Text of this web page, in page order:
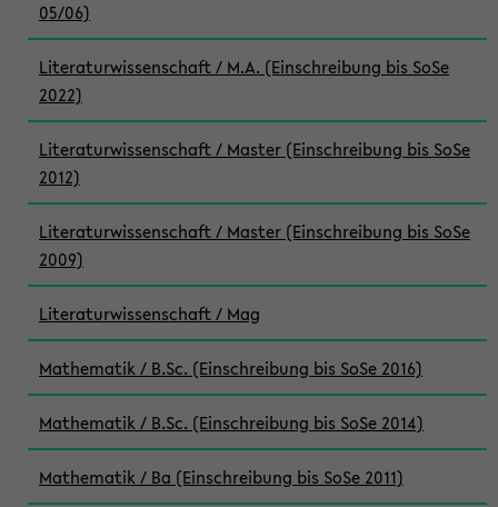
05/06)
Literaturwissenschaft / M.A. (Einschreibung bis SoSe
2022)
Literaturwissenschaft / Master (Einschreibung bis SoSe
2012)
Literaturwissenschaft / Master (Einschreibung bis SoSe
2009)
Literaturwissenschaft / Mag
Mathematik / B.Sc. (Einschreibung bis SoSe 2016)
Mathematik / B.Sc. (Einschreibung bis SoSe 2014)
Mathematik / Ba (Einschreibung bis SoSe 2011)